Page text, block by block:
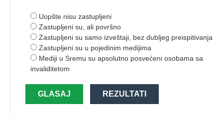
Uopšte nisu zastupljeni
Zastupljeni su, ali površno
Zastupljeni su samo izveštaji, bez dubljeg preispitivanja
Zastupljeni su u pojedinim medijima
Mediji u Sremu su apsolutno posvećeni osobama sa
invaliditetom
GLASAJ REZULTATI